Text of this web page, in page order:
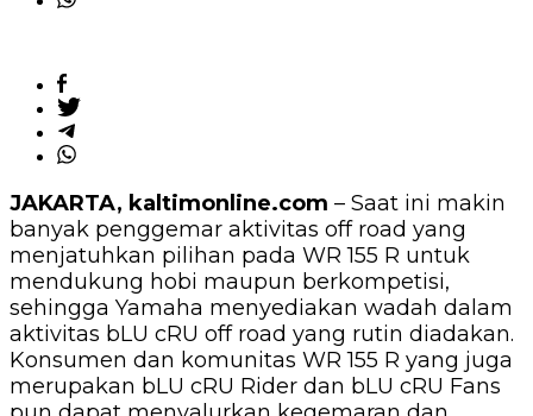
JAKARTA, kaltimonline.com – Saat ini makin
banyak penggemar aktivitas off road yang
menjatuhkan pilihan pada WR 155 R untuk
mendukung hobi maupun berkompetisi,
sehingga Yamaha menyediakan wadah dalam
aktivitas bLU cRU off road yang rutin diadakan.
Konsumen dan komunitas WR 155 R yang juga
merupakan bLU cRU Rider dan bLU cRU Fans